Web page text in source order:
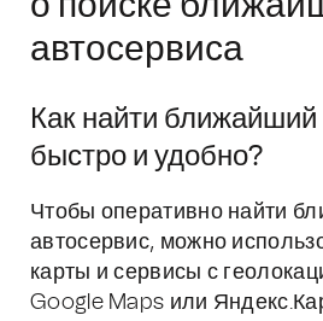
автосервиса
Как найти ближайший
быстро и удобно?
Чтобы оперативно найти
автосервис, можно
карты и сервисы с
Google Maps или